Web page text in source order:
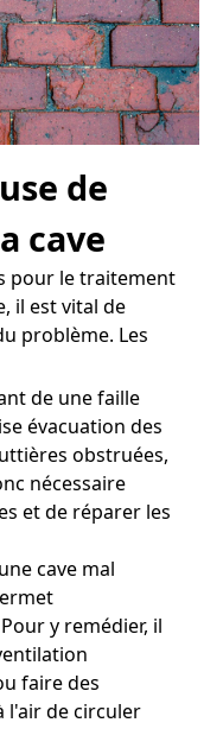
de
cave
pour le traitement
il est vital de
problème. Les
de une faille
évacuation des
obstruées,
nécessaire
et de réparer les
une cave mal
y remédier, il
faire des
de circuler